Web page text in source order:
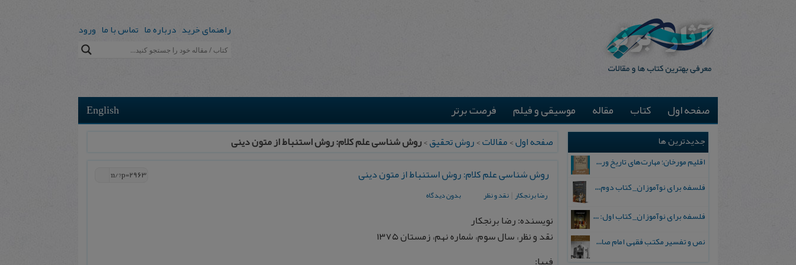
راهنمای خرید درباره ما تماس با ما ورود
English صفحه اول کتاب مقاله موسیقی و فیلم فرصت برتر
صفحه اول>مقالات>روش تحقیق>روش شناسی علم کلام: روش استنباط از متون دینی
روش شناسی علم کلام: روش استنباط از متون دینی
رضا برنجکار |نقد و نظر بدون دیدگاه
نویسنده: رضا برنجکار
نقد و نظر، سال سوم، شماره نهم، زمستان ۱۳۷۵
جدیدترین ها
اقلیم مورخان؛ مهارت‌های تاریخ ورزی علمی
فلسفه برای نوآموزان_ کتاب دوم: پرسش درباره واقعیت و معرفت
فلسفه برای نوآموزان_ کتاب اول: تردید در باورهای رایج
نص و تفسیر مکتب فقهی امام صادق علیه السلام